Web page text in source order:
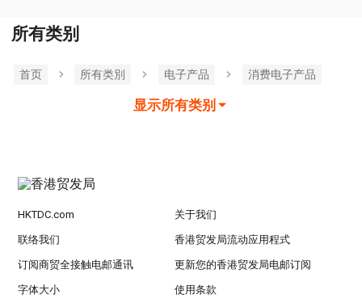
所有类别
首页 所有类別 电子产品 消费电子产品
显示所有类别
HKTDC.com 关于我们
联络我们 香港贸发局流动应用程式
订阅商贸全接触电邮通讯 更新您的香港贸发局电邮订阅
字体大小 使用条款